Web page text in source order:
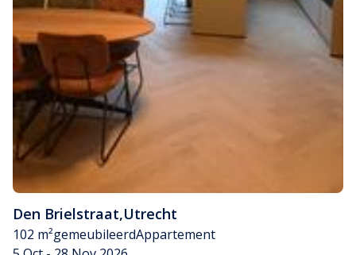
Den Brielstraat,Utrecht
102 m²gemeubileerdAppartement